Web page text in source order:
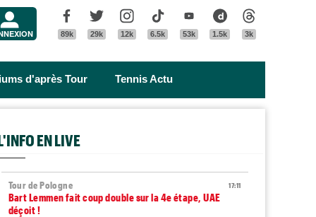
Facebook
89k
Twitter
29k
Instagram
12k
Tik Tok
6.5k
Youtube
53k
Dailymotion
1.5k 3k
d'après Tour Tennis Actu
EN LIVE
17:11
Tour de Pologne
Bart Lemmen fait coup double sur la 4e étape, UAE
déçoit !